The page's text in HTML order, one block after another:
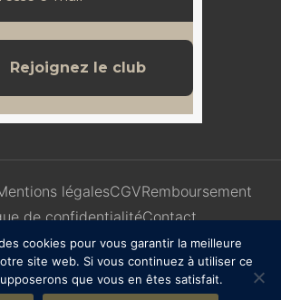
légalesCGVRemboursement
de confidentialitéContact
cookies pour vous garantir la meilleure
site web. Si vous continuez à utiliser ce
que vous en êtes satisfait.